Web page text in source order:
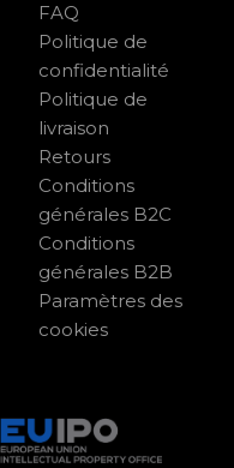
FAQ
Politique de
confidentialité
Politique de
livraison
Retours
Conditions
générales B2C
Conditions
générales B2B
Paramètres des
cookies